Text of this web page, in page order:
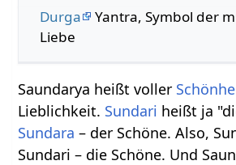
Durga
Yantra, Symbol der
Liebe
Saundarya heißt voller
Lieblichkeit. Sundari heißt ja
Sundara – der Schöne. Also,
Sundari – die Schöne. Und